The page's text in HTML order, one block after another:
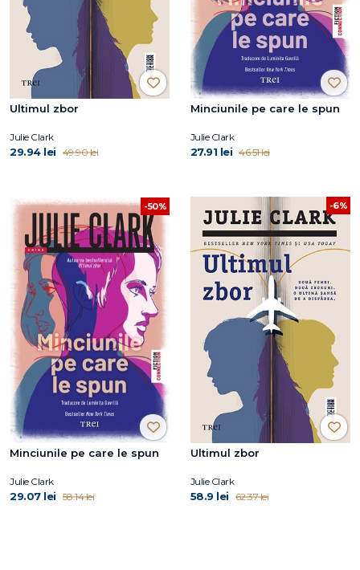
Ultimul zbor
Julie Clark
29.94 lei 49.90 lei
Minciunile pe care le spun
Julie Clark
27.91 lei 46.51 lei
-50%
Minciunile pe care le spun
Julie Clark
29.07 lei 58.14 lei
-6%
Ultimul zbor
Julie Clark
58.9 lei 62.37 lei